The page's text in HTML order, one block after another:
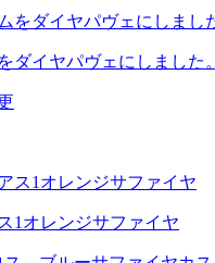
ダイヤパヴェにしました。
1オレンジサファイヤ